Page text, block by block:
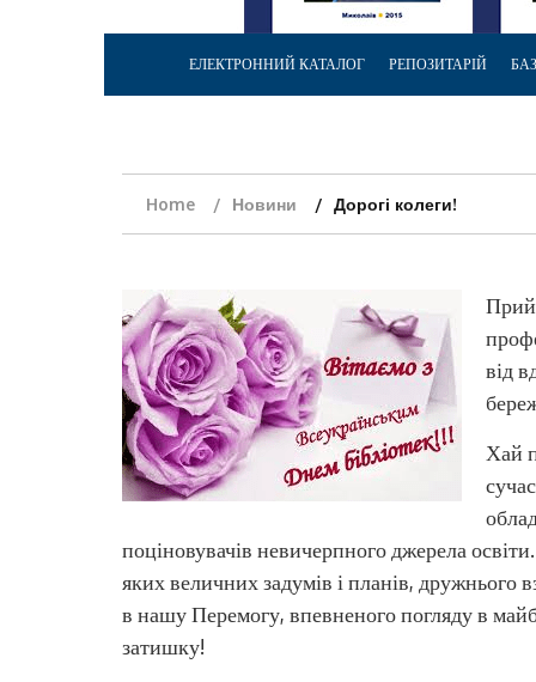
ЕЛЕКТРОННИЙ КАТАЛОГ РЕПОЗИТАРІЙ
Home Новини Дорогі колеги!
від
Хай
поціновувачів невичерпного джерела
яких величних задумів і планів,
в нашу Перемогу, впевненого погляду в
затишку!